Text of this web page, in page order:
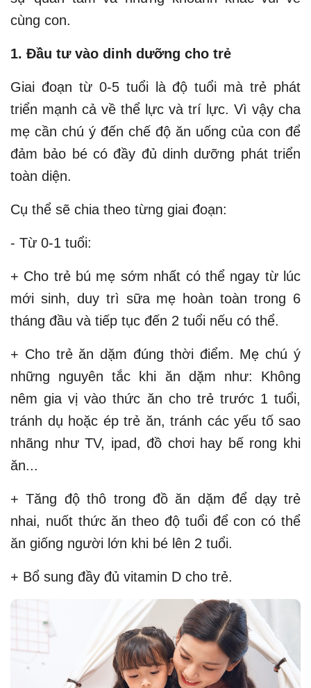
cùng con.
1. Đầu tư vào dinh dưỡng cho trẻ
Giai đoạn từ 0-5 tuổi là độ tuổi mà trẻ phát
triển mạnh cả về thể lực và trí lực. Vì vậy cha
mẹ cần chú ý đến chế độ ăn uống của con để
đảm bảo bé có đầy đủ dinh dưỡng phát triển
toàn diện.
Cụ thể sẽ chia theo từng giai đoạn:
- Từ 0-1 tuổi:
+ Cho trẻ bú mẹ sớm nhất có thể ngay từ lúc
mới sinh, duy trì sữa mẹ hoàn toàn trong 6
tháng đầu và tiếp tục đến 2 tuổi nếu có thể.
+ Cho trẻ ăn dặm đúng thời điểm. Mẹ chú ý
những nguyên tắc khi ăn dặm như: Không
nêm gia vị vào thức ăn cho trẻ trước 1 tuổi,
tránh dụ hoặc ép trẻ ăn, tránh các yếu tố sao
nhãng như TV, ipad, đồ chơi hay bế rong khi
ăn...
+ Tăng độ thô trong đồ ăn dặm để dạy trẻ
nhai, nuốt thức ăn theo độ tuổi để con có thể
ăn giống người lớn khi bé lên 2 tuổi.
+ Bổ sung đầy đủ vitamin D cho trẻ.